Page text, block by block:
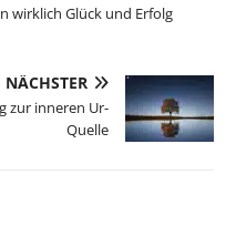
wirklich Glück und Erfolg
NÄCHSTER
zur inneren Ur-
Quelle